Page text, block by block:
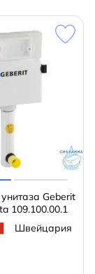
Geberit
109.100.00.1
Швейцария